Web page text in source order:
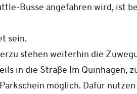
Busse angefahren wird, ist
sein.
stehen weiterhin die
in die Straße Im Quinhagen,
Parkschein möglich. Dafür